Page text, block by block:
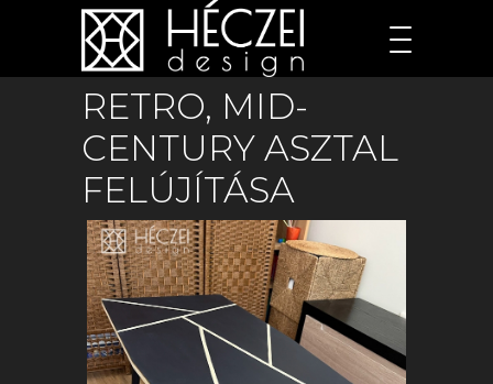
RETRO, MID-
CENTURY ASZTAL
FELÚJÍTÁSA